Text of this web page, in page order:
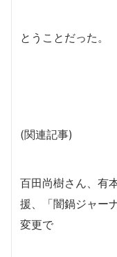
とうことだった。
(関連記事)
百田尚樹さん、有
援、「闇鍋ジャー
変更で